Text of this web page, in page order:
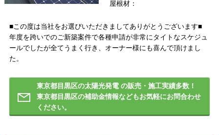
屋根材：
■この度は当社をお選びいただきましてありがとうございます■
年度を跨いでのご新築案件で各種申請が非常にタイトなスケジュ
ールでしたが全てうまく行き、オーナー様にも喜んで頂けまし
た。
東京都目黒区の太陽光発電 の販売・施工実績多数！
東京都目黒区の補助金情報などもお気軽にお問合わせ
ください。